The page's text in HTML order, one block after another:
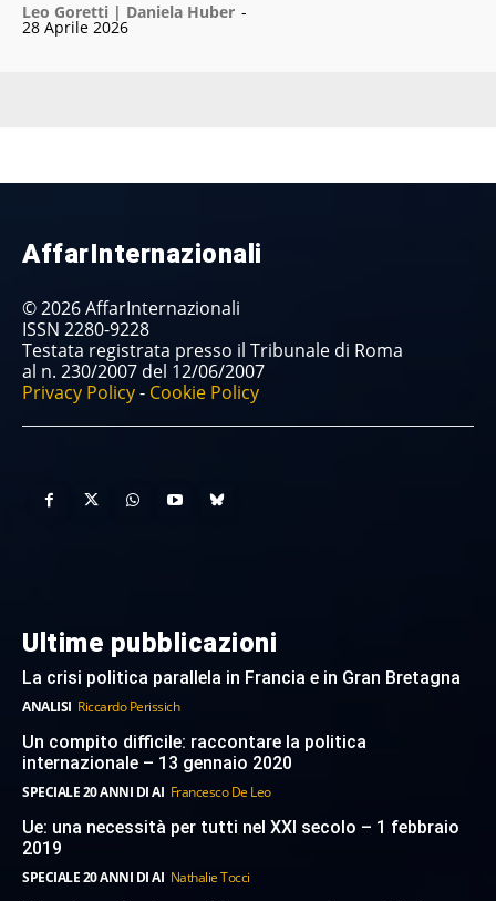
Leo Goretti | Daniela Huber -
28 Aprile 2026
AffarInternazionali
© 2026 AffarInternazionali
ISSN 2280-9228
Testata registrata presso il Tribunale di Roma
al n. 230/2007 del 12/06/2007
Privacy Policy- Cookie Policy
Ultime pubblicazioni
La crisi politica parallela in Francia e in Gran Bretagna
ANALISI Riccardo Perissich
Un compito difficile: raccontare la politica
internazionale – 13 gennaio 2020
SPECIALE 20 ANNI DI AI Francesco De Leo
Ue: una necessità per tutti nel XXI secolo – 1 febbraio
2019
SPECIALE 20 ANNI DI AI Nathalie Tocci